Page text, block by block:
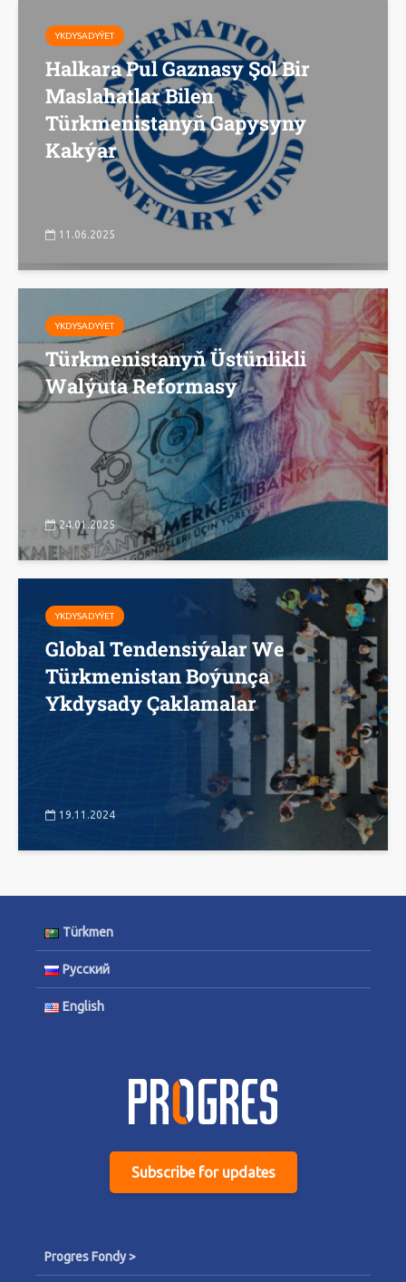
YKDYSADYÝET
Halkara Pul Gaznasy Şol Bir
Maslahatlar Bilen
Türkmenistanyň Gapysyny
Kakýar
11.06.2025
YKDYSADYÝET
Türkmenistanyň Üstünlikli
Walýuta Reformasy
24.01.2025
YKDYSADYÝET
Global Tendensiýalar We
Türkmenistan Boýunça
Ykdysady Çaklamalar
19.11.2024
Türkmen
Русский
English
Subscribe for updates
Progres Fondy >